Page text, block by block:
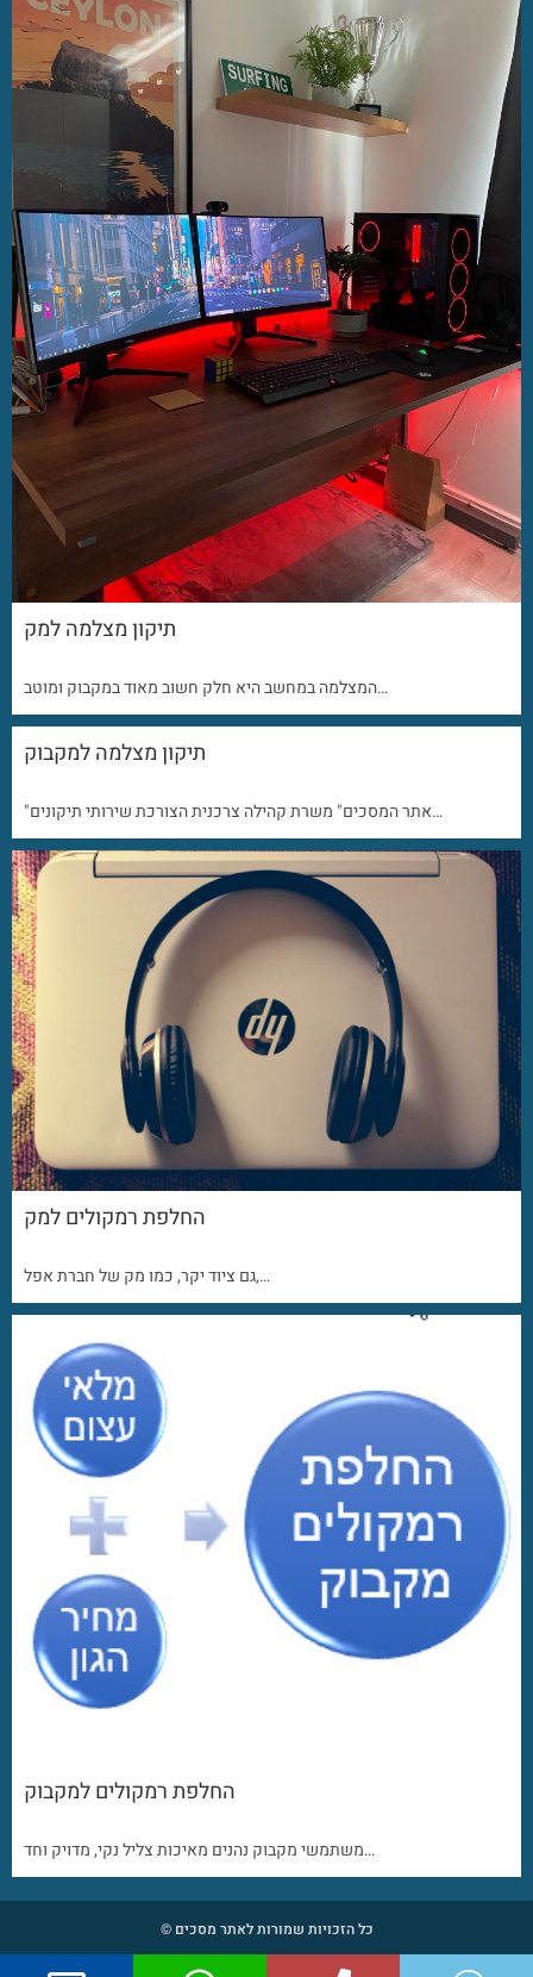
תיקון מצלמה למק
המצלמה במחשב היא חלק חשוב מאוד במקבוק ומוטב…
תיקון מצלמה למקבוק
"אתר המסכים" משרת קהילה צרכנית הצורכת שירותי תיקונים…
החלפת רמקולים למק
גם ציוד יקר, כמו מק של חברת אפל,…
החלפת רמקולים למקבוק
משתמשי מקבוק נהנים מאיכות צליל נקי, מדויק וחד…
כל הזכויות שמורות לאתר מסכים ©